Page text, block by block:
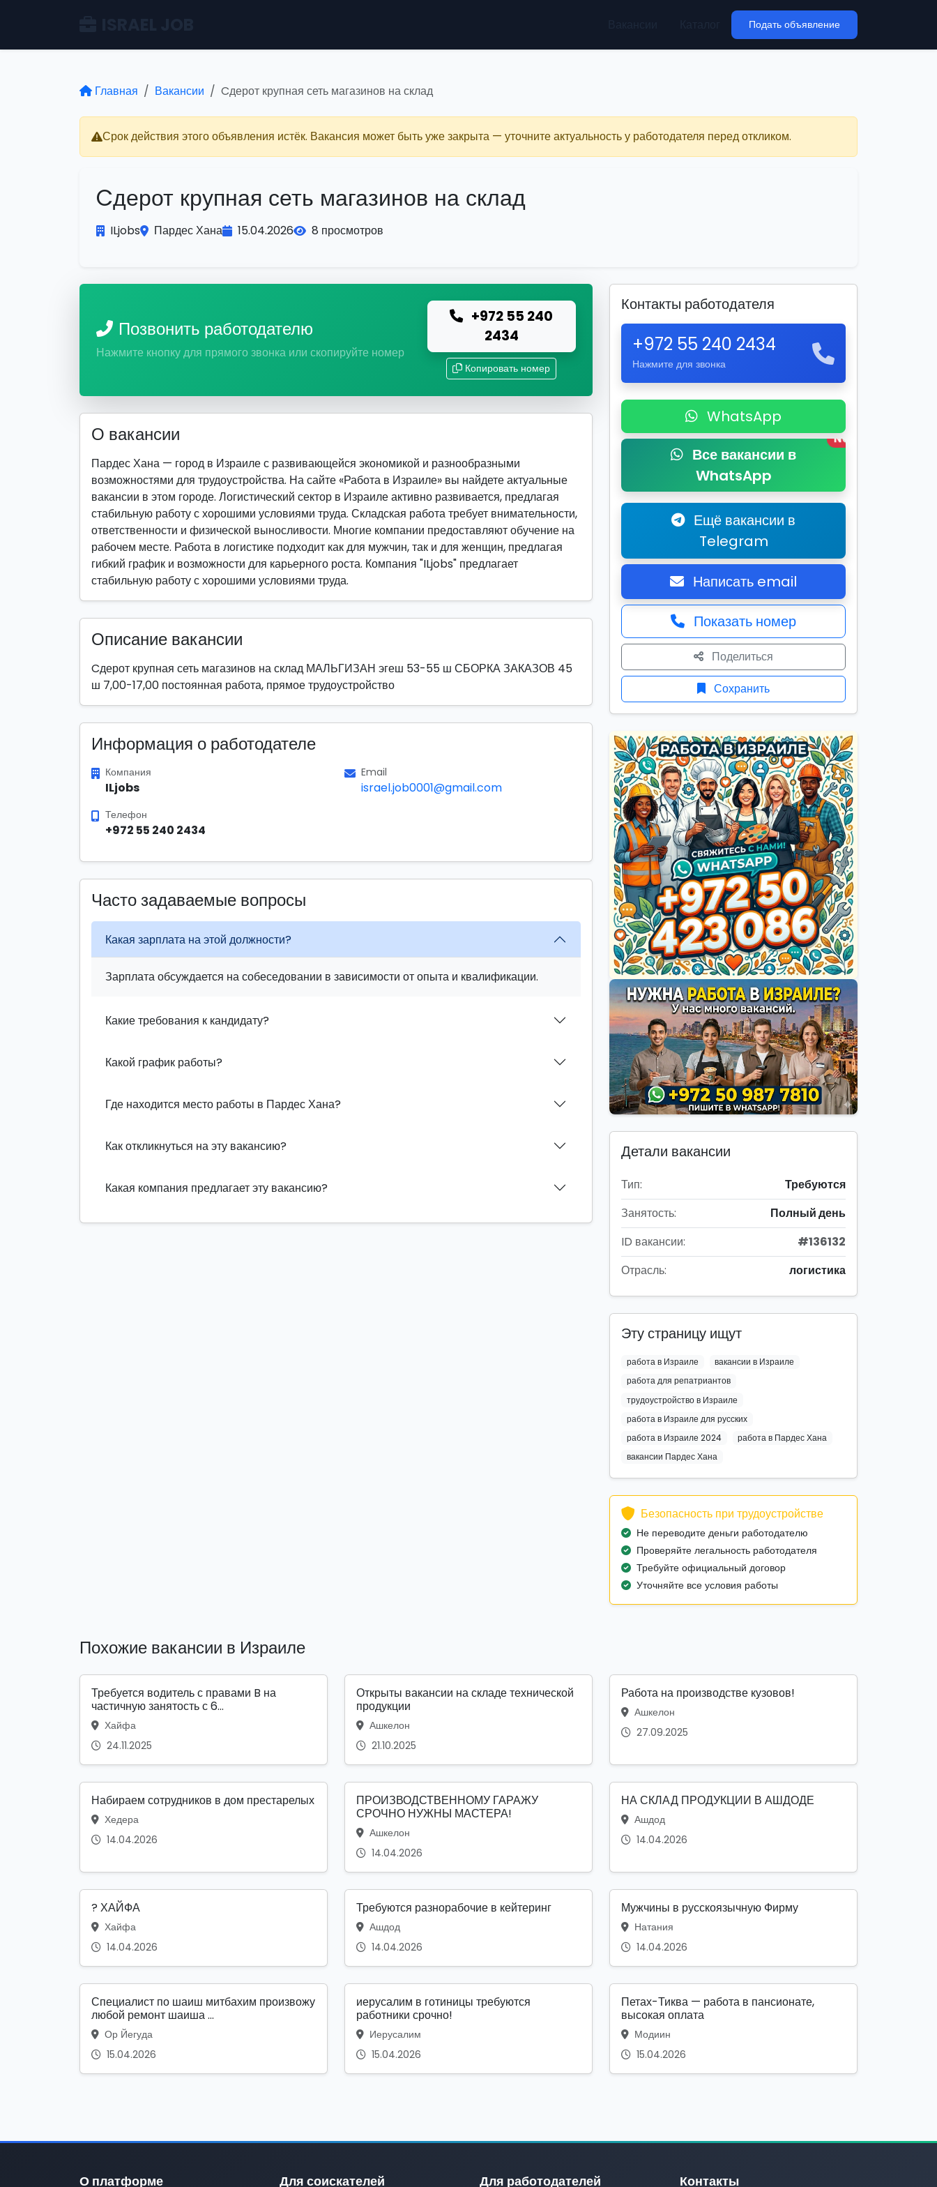
Подать объявление
Главная Вакансии Cдерот крупная сеть магазинов на склад
Срок действия этого объявления истёк. Вакансия может быть уже закрыта — уточните актуальность у работодателя перед откликом.
Cдерот крупная сеть магазинов на склад
ILjobs Пардес Хана 15.04.2026 8 просмотров
Позвонить работодателю
Нажмите кнопку для прямого звонка или скопируйте номер
+972 55 240
2434
Копировать номер
О вакансии
Пардес Хана — город в Израиле с развивающейся экономикой и разнообразными
возможностями для трудоустройства. На сайте «Работа в Израиле» вы найдете актуальные
вакансии в этом городе. Логистический сектор в Израиле активно развивается, предлагая
стабильную работу с хорошими условиями труда. Складская работа требует внимательности,
ответственности и физической выносливости. Многие компании предоставляют обучение на
рабочем месте. Работа в логистике подходит как для мужчин, так и для женщин, предлагая
гибкий график и возможности для карьерного роста. Компания "ILjobs" предлагает
стабильную работу с хорошими условиями труда.
Описание вакансии
Cдерот крупная сеть магазинов на склад МАЛЬГИЗАН эгеш 53-55 ш СБОРКА ЗАКАЗОВ 45
ш 7,00-17,00 постоянная работа, прямое трудоустройство
Информация о работодателе
Компания
ILjobs
Email
israel.job0001@gmail.com
Телефон
+972 55 240 2434
Часто задаваемые вопросы
Какая зарплата на этой должности?
Зарплата обсуждается на собеседовании в зависимости от опыта и квалификации.
Какие требования к кандидату?
Какой график работы?
Где находится место работы в Пардес Хана?
Как откликнуться на эту вакансию?
Какая компания предлагает эту вакансию?
Контакты работодателя
+972 55 240 2434
Нажмите для звонка
WhatsApp
Все вакансии в
WhatsApp
New
Ещё вакансии в
Telegram
Написать email
Показать номер
Поделиться
Сохранить
Детали вакансии
Тип:
Требуются
Занятость:
Полный день
ID вакансии:
#136132
Отрасль:
логистика
Эту страницу ищут
работа в Израиле
вакансии в Израиле
работа для репатриантов
трудоустройство в Израиле
работа в Израиле для русских
работа в Израиле 2024
работа в Пардес Хана
вакансии Пардес Хана
Безопасность при трудоустройстве
Не переводите деньги работодателю
Проверяйте легальность работодателя
Требуйте официальный договор
Уточняйте все условия работы
Похожие вакансии в Израиле
Требуется водитель с правами B на
частичную занятость с 6...
Хайфа
24.11.2025
Открыты вакансии на складе технической
продукции
Ашкелон
21.10.2025
Работа на производстве кузовов!
Ашкелон
27.09.2025
Набираем сотрудников в дом престарелых
Хедера
14.04.2026
ПРОИЗВОДСТВЕННОМУ ГАРАЖУ
СРОЧНО НУЖНЫ МАСТЕРА!
Ашкелон
14.04.2026
НА СКЛАД ПРОДУКЦИИ В АШДОДЕ
Ашдод
14.04.2026
? ХАЙФА
Хайфа
14.04.2026
Требуются разнорабочие в кейтеринг
Ашдод
14.04.2026
Мужчины в русскоязычную Фирму
Натания
14.04.2026
Специалист по шаиш митбахим произвожу
любой ремонт шаиша ...
Ор Йегуда
15.04.2026
иерусалим в готиницы требуются
работники срочно!
Иерусалим
15.04.2026
Петах-Тиква — работа в пансионате,
высокая оплата
Модиин
15.04.2026
О платформе Для соискателей Для работодателей Контакты